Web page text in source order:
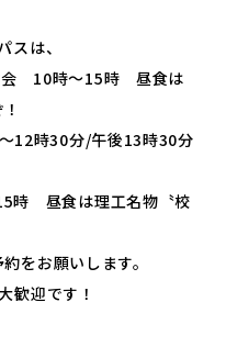
イバシーポリシー
採用担当者様へ
い合わせ
スは、
会 10時～15時 昼食は
12時30分/午後13時30分
時 昼食は理工名物〝校
をお願いします。
歓迎です！